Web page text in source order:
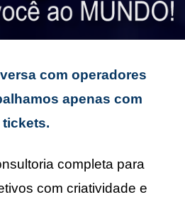
com operadores
apenas com
tickets.
completa para
com criatividade e